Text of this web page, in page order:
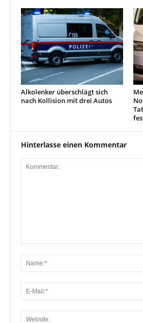
Alkolenker überschlägt sich
nach Kollision mit drei Autos
Hinterlasse einen Kommentar